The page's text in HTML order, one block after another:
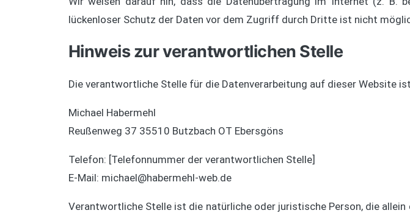
lückenloser Schutz der Daten vor dem Zugriff durch Dritte ist nicht
Hinweis zur verantwortlichen Stelle
Die verantwortliche Stelle für die Datenverarbeitung auf dieser Website
Michael Habermehl
Reußenweg 37 35510 Butzbach OT Ebersgöns
Telefon: [Telefonnummer der verantwortlichen Stelle]
E-Mail: michael@habermehl-web.de
Verantwortliche Stelle ist die natürliche oder juristische Person, die